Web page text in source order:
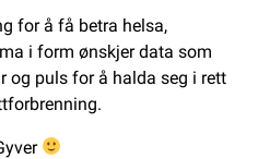
for å få betra helsa,
i form ønskjer data som
og puls for å halda seg i rett